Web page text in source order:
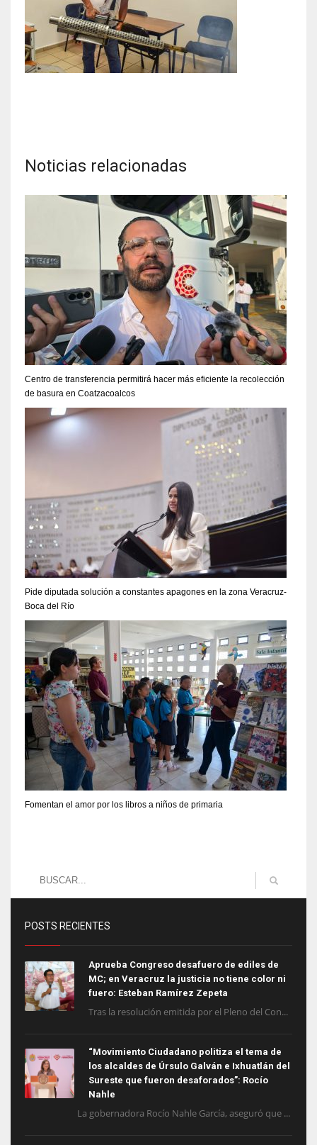
Noticias relacionadas
Centro de transferencia permitirá hacer más eficiente la recolección
de basura en Coatzacoalcos
Pide diputada solución a constantes apagones en la zona Veracruz-
Boca del Río
Fomentan el amor por los libros a niños de primaria
POSTS RECIENTES
Aprueba Congreso desafuero de ediles de
MC; en Veracruz la justicia no tiene color ni
fuero: Esteban Ramírez Zepeta
Tras la resolución emitida por el Pleno del Con...
“Movimiento Ciudadano politiza el tema de
los alcaldes de Úrsulo Galván e Ixhuatlán del
Sureste que fueron desaforados”: Rocío
Nahle
La gobernadora Rocío Nahle García, aseguró que ...